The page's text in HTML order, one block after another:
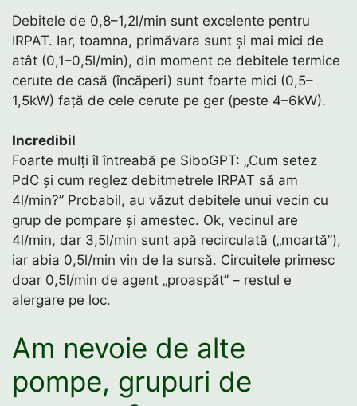
Debitele de 0,8–1,2l/min sunt excelente pentru
IRPAT. Iar, toamna, primăvara sunt și mai mici de
atât (0,1–0,5l/min), din moment ce debitele termice
cerute de casă (încăperi) sunt foarte mici (0,5–
1,5kW) față de cele cerute pe ger (peste 4–6kW).
Incredibil
Foarte mulți îl întreabă pe SiboGPT: „Cum setez
PdC și cum reglez debitmetrele IRPAT să am
4l/min?” Probabil, au văzut debitele unui vecin cu
grup de pompare și amestec. Ok, vecinul are
4l/min, dar 3,5l/min sunt apă recirculată („moartă”),
iar abia 0,5l/min vin de la sursă. Circuitele primesc
doar 0,5l/min de agent „proaspăt” – restul e
alergare pe loc.
Am nevoie de alte
pompe, grupuri de